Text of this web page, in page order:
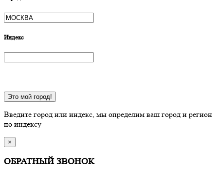
Индекс
Это мой город!
Введите город или индекс, мы определим ваш город и регион
по индексу
×
ОБРАТНЫЙ ЗВОНОК